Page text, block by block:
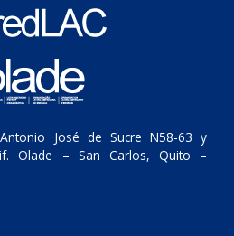
José de Sucre N58-63 y
Olade – San Carlos, Quito –